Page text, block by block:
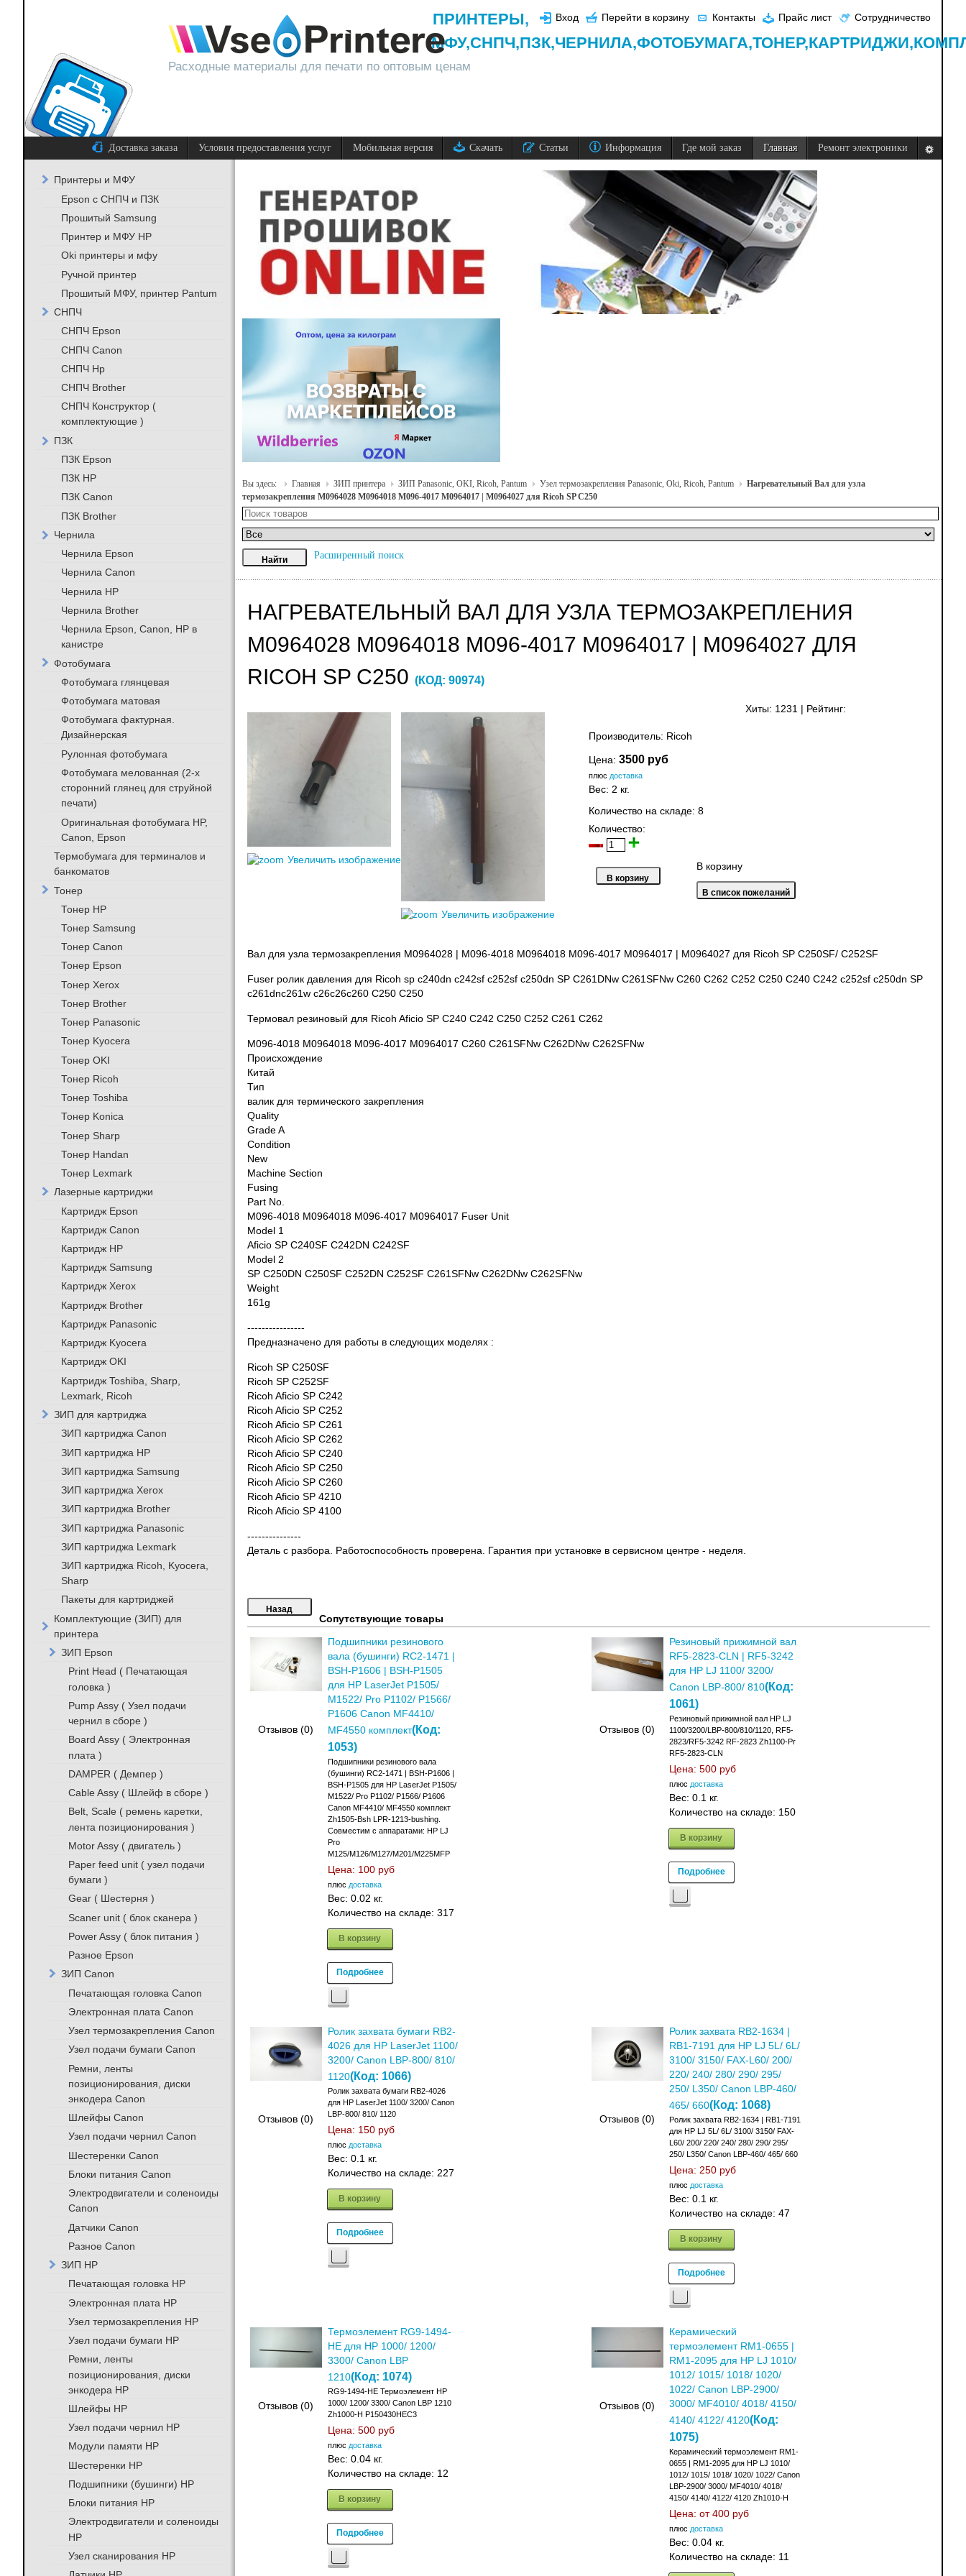
Расходные материалы для печати по оптовым ценам
Вход Перейти в корзину Контакты Прайс лист Сотрудничество
ПРИНТЕРЫ,
МФУ,СНПЧ,ПЗК,ЧЕРНИЛА,ФОТОБУМАГА,ТОНЕР,КАРТРИДЖИ,
Доставка заказа Условия предоставления услуг Мобильная версия Скачать Статьи Информация Где мой заказ Главная Ремонт электроники
Вы здесь: Главная ЗИП принтера ЗИП Panasonic, OKI, Ricoh, Pantum Узел термозакрепления Panasonic, Oki, Ricoh, Pantum
Нагревательный Вал для узла
термозакрепления M0964028 M0964018 M096-4017 M0964017 | M0964027 для Ricoh SP C250
Расширенный поиск
НАГРЕВАТЕЛЬНЫЙ ВАЛ ДЛЯ УЗЛА ТЕРМОЗАКРЕПЛЕНИЯ
M0964028 M0964018 M096-4017 M0964017 | M0964027 ДЛЯ
RICOH SP C250 (КОД: 90974)
Хиты: 1231 Рейтинг:
Увеличить изображение
Увеличить изображение
Производитель: Ricoh
Цена: 3500 руб
плюс доставка
Вес: 2 кг.
Количество на складе: 8
Количество:
В корзину
Вал для узла термозакрепления M0964028 | M096-4018 M0964018 M096-4017 M0964017 | M0964027 для Ricoh SP C250SF/ C252SF
Fuser ролик давления для Ricoh sp c240dn c242sf c252sf c250dn SP C261DNw C261SFNw C260 C262 C252 C250 C240 C242 c252sf c250dn SP
c261dnc261w c26c26c260 C250 C250
Термовал резиновый для Ricoh Aficio SP C240 C242 C250 C252 C261 C262
M096-4018 M0964018 M096-4017 M0964017 C260 C261SFNw C262DNw C262SFNw
Происхождение
Китай
Тип
валик для термического закрепления
Quality
Grade A
Condition
New
Machine Section
Fusing
Part No.
M096-4018 M0964018 M096-4017 M0964017 Fuser Unit
Model 1
Aficio SP C240SF C242DN C242SF
Model 2
SP C250DN C250SF C252DN C252SF C261SFNw C262DNw C262SFNw
Weight
161g
----------------
Предназначено для работы в следующих моделях :
Ricoh SP C250SF
Ricoh SP C252SF
Ricoh Aficio SP C242
Ricoh Aficio SP C252
Ricoh Aficio SP C261
Ricoh Aficio SP C262
Ricoh Aficio SP C240
Ricoh Aficio SP C250
Ricoh Aficio SP C260
Ricoh Aficio SP 4210
Ricoh Aficio SP 4100
---------------
Деталь с разбора. Работоспособность проверена. Гарантия при установке в сервисном центре - неделя.
Сопутствующие товары
Отзывов (0)
Подшипники резинового
вала (бушинги) RC2-1471 |
BSH-P1606 | BSH-P1505
для HP LaserJet P1505/
M1522/ Pro P1102/ P1566/
P1606 Canon MF4410/
MF4550 комплект(Код:
1053)
Подшипники резинового вала
(бушинги) RC2-1471 | BSH-P1606 |
BSH-P1505 для HP LaserJet P1505/
M1522/ Pro P1102/ P1566/ P1606
Canon MF4410/ MF4550 комплект
Zh1505-Bsh LPR-1213-bushing.
Совместим с аппаратами: НР LJ
Pro
M125/M126/M127/M201/M225MFP
Цена: 100 руб
плюс доставка
Вес: 0.02 кг.
Количество на складе: 317
В корзину
Подробнее
Отзывов (0)
Резиновый прижимной вал
RF5-2823-CLN | RF5-3242
для HP LJ 1100/ 3200/
Canon LBP-800/ 810(Код:
1061)
Резиновый прижимной вал HP LJ
1100/3200/LBP-800/810/1120, RF5-
2823/RF5-3242 RF-2823 Zh1100-Pr
RF5-2823-CLN
Цена: 500 руб
плюс доставка
Вес: 0.1 кг.
Количество на складе: 150
В корзину
Подробнее
Отзывов (0)
Ролик захвата бумаги RB2-
4026 для HP LaserJet 1100/
3200/ Canon LBP-800/ 810/
1120(Код: 1066)
Ролик захвата бумаги RB2-4026
для HP LaserJet 1100/ 3200/ Canon
LBP-800/ 810/ 1120
Цена: 150 руб
плюс доставка
Вес: 0.1 кг.
Количество на складе: 227
В корзину
Подробнее
Отзывов (0)
Ролик захвата RB2-1634 |
RB1-7191 для HP LJ 5L/ 6L/
3100/ 3150/ FAX-L60/ 200/
220/ 240/ 280/ 290/ 295/
250/ L350/ Canon LBP-460/
465/ 660(Код: 1068)
Ролик захвата RB2-1634 | RB1-7191
для HP LJ 5L/ 6L/ 3100/ 3150/ FAX-
L60/ 200/ 220/ 240/ 280/ 290/ 295/
250/ L350/ Canon LBP-460/ 465/ 660
Цена: 250 руб
плюс доставка
Вес: 0.1 кг.
Количество на складе: 47
В корзину
Подробнее
Отзывов (0)
Термоэлемент RG9-1494-
HE для HP 1000/ 1200/
3300/ Canon LBP
1210(Код: 1074)
RG9-1494-HE Термоэлемент HP
1000/ 1200/ 3300/ Canon LBP 1210
Zh1000-H P150430HEC3
Цена: 500 руб
плюс доставка
Вес: 0.04 кг.
Количество на складе: 12
В корзину
Подробнее
Отзывов (0)
Керамический
термоэлемент RM1-0655 |
RM1-2095 для HP LJ 1010/
1012/ 1015/ 1018/ 1020/
1022/ Canon LBP-2900/
3000/ MF4010/ 4018/ 4150/
4140/ 4122/ 4120(Код:
1075)
Керамический термоэлемент RM1-
0655 | RM1-2095 для HP LJ 1010/
1012/ 1015/ 1018/ 1020/ 1022/ Canon
LBP-2900/ 3000/ MF4010/ 4018/
4150/ 4140/ 4122/ 4120 Zh1010-H
Цена: от 400 руб
плюс доставка
Вес: 0.04 кг.
Количество на складе: 11
Принтеры и МФУ
Epson с СНПЧ и ПЗК
Прошитый Samsung
Принтер и МФУ HP
Oki принтеры и мфу
Ручной принтер
Прошитый МФУ, принтер Pantum
СНПЧ
СНПЧ Epson
СНПЧ Canon
СНПЧ Hp
СНПЧ Brother
СНПЧ Конструктор (
комплектующие )
ПЗК
ПЗК Epson
ПЗК HP
ПЗК Canon
ПЗК Brother
Чернила
Чернила Epson
Чернила Canon
Чернила HP
Чернила Brother
Чернила Epson, Canon, HP в
канистре
Фотобумага
Фотобумага глянцевая
Фотобумага матовая
Фотобумага фактурная.
Дизайнерская
Рулонная фотобумага
Фотобумага мелованная (2-х
сторонний глянец для струйной
печати)
Оригинальная фотобумага HP,
Canon, Epson
Термобумага для терминалов и
банкоматов
Тонер
Тонер HP
Тонер Samsung
Тонер Canon
Тонер Epson
Тонер Xerox
Тонер Brother
Тонер Panasonic
Тонер Kyocera
Тонер OKI
Тонер Ricoh
Тонер Toshiba
Тонер Konica
Тонер Sharp
Тонер Handan
Тонер Lexmark
Лазерные картриджи
Картридж Epson
Картридж Canon
Картридж HP
Картридж Samsung
Картридж Xerox
Картридж Brother
Картридж Panasonic
Картридж Kyocera
Картридж OKI
Картридж Toshiba, Sharp,
Lexmark, Ricoh
ЗИП для картриджа
ЗИП картриджа Canon
ЗИП картриджа HP
ЗИП картриджа Samsung
ЗИП картриджа Xerox
ЗИП картриджа Brother
ЗИП картриджа Panasonic
ЗИП картриджа Lexmark
ЗИП картриджа Ricoh, Kyocera,
Sharp
Пакеты для картриджей
Комплектующие (ЗИП) для
принтера
ЗИП Epson
Print Head ( Печатающая
головка )
Pump Assy ( Узел подачи
чернил в сборе )
Board Assy ( Электронная
плата )
DAMPER ( Демпер )
Cable Assy ( Шлейф в сборе )
Belt, Scale ( ремень каретки,
лента позиционирования )
Motor Assy ( двигатель )
Paper feed unit ( узел подачи
бумаги )
Gear ( Шестерня )
Scaner unit ( блок сканера )
Power Assy ( блок питания )
Разное Epson
ЗИП Canon
Печатающая головка Canon
Электронная плата Canon
Узел термозакрепления Canon
Узел подачи бумаги Canon
Ремни, ленты
позиционирования, диски
энкодера Canon
Шлейфы Canon
Узел подачи чернил Canon
Шестеренки Canon
Блоки питания Canon
Электродвигатели и соленоиды
Canon
Датчики Canon
Разное Canon
ЗИП HP
Печатающая головка HP
Электронная плата HP
Узел термозакрепления HP
Узел подачи бумаги HP
Ремни, ленты
позиционирования, диски
энкодера HP
Шлейфы HP
Узел подачи чернил HP
Модули памяти HP
Шестеренки HP
Подшипники (бушинги) HP
Блоки питания HP
Электродвигатели и соленоиды
HP
Узел сканирования HP